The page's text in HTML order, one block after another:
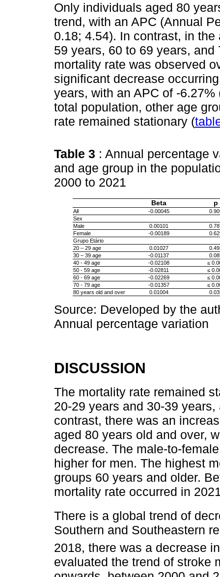
Only individuals aged 80
trend, with an APC (Annual
0.18; 4.54). In contrast, in
59 years, 60 to 69 years,
mortality rate was observed
significant decrease
years, with an APC of -
total population, other age
rate remained stationary (
Table 3 : Annual percentage
and age group in the
2000 to 2021
Beta p
All -0.00045
Sex
Male
0.00101
Female
-0.00189
Grupo Etário
20 – 29 age
0.01027
30 – 39 age
-0.01137
40 - 49 age
-0.02108
≤
50 - 59 age
-0.02811
≤
60 - 69 age
-0.02269
≤
70 - 79 age
-0.01357
≤
80 years old and over
0.01004
Source: Developed by the
Annual percentage variation
DISCUSSION
The mortality rate remained
20-29 years and 30-39
contrast, there was an
aged 80 years old and over,
decrease. The male-to-
higher for men. The highest
groups 60 years and older.
mortality rate occurred in
There is a global trend of
Southern and Southeastern
2018, there was a decrease
evaluated the trend of stroke